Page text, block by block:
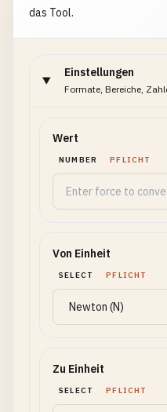
das Tool.
Einstellungen
Formate, Bereiche,
Wert
NUMBER PFLICHT
Von Einheit
SELECT PFLICHT
Zu Einheit
SELECT PFLICHT